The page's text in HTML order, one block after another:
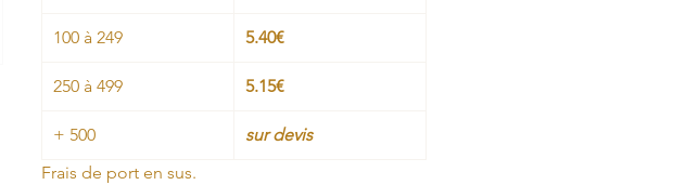
100 à 249 5.40€
250 à 499 5.15€
+ 500
sur devis
Frais de port en sus.